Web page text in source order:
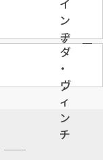
ウ
ォ
ッ
チ
ン
ヂ
ュ
ニ
ア
ダ
・
ヴ
ィ
ン
チ